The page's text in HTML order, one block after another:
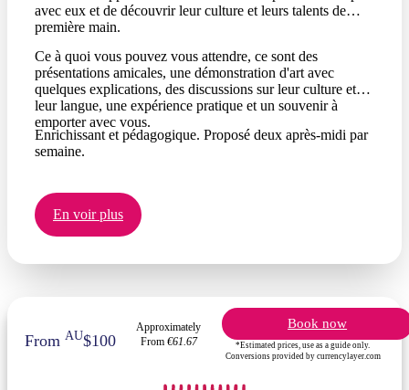
avec eux et de découvrir leur culture et leurs talents de
première main.
Ce à quoi vous pouvez vous attendre, ce sont des
présentations amicales, une démonstration d'art avec
quelques explications, des discussions sur leur culture et
leur langue, une expérience pratique et un souvenir à
emporter avec vous.
Enrichissant et pédagogique. Proposé deux après-midi par
semaine.
En voir plus
From AU$100
Approximately
From €61.67
Book now
*Estimated prices, use as a guide only.
Conversions provided by currencylayer.com